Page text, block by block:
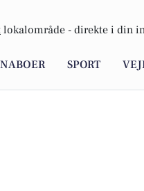
lokalområde - direkte i din
SPORT